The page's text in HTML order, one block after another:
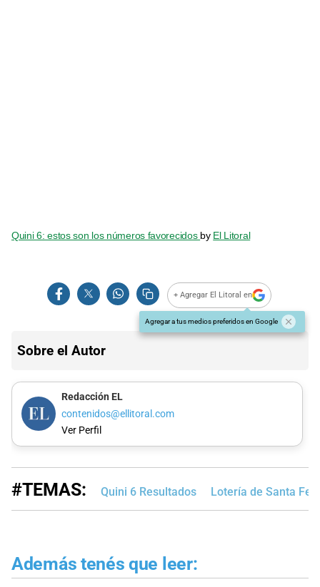
Quini 6: estos son los números favorecidos by El Litoral
+ Agregar El Litoral en
Agregar a tus medios preferidos en Google
Sobre el Autor
Redacción EL
contenidos@ellitoral.com
Ver Perfil
#TEMAS: Quini 6 Resultados Lotería de Santa Fe
Además tenés que leer: